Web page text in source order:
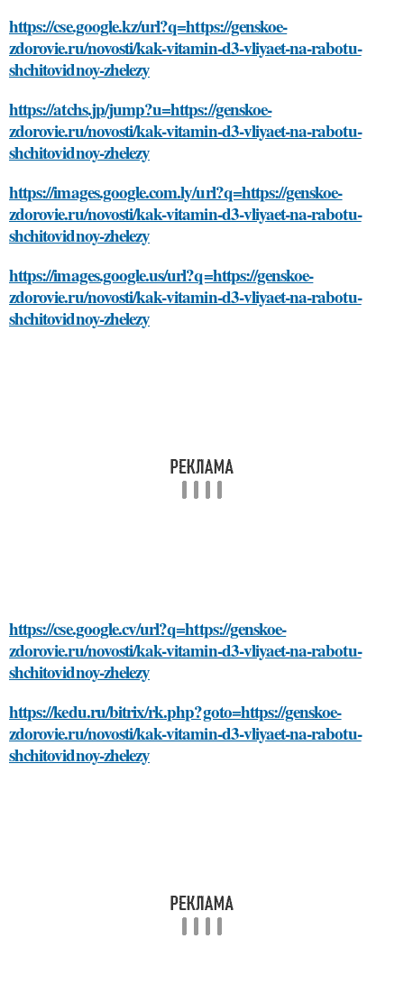
https://cse.google.kz/url?q=https://genskoe-
zdorovie.ru/novosti/kak-vitamin-d3-vliyaet-na-rabotu-
shchitovidnoy-zhelezy
https://atchs.jp/jump?u=https://genskoe-
zdorovie.ru/novosti/kak-vitamin-d3-vliyaet-na-rabotu-
shchitovidnoy-zhelezy
https://images.google.com.ly/url?q=https://genskoe-
zdorovie.ru/novosti/kak-vitamin-d3-vliyaet-na-rabotu-
shchitovidnoy-zhelezy
https://images.google.us/url?q=https://genskoe-
zdorovie.ru/novosti/kak-vitamin-d3-vliyaet-na-rabotu-
shchitovidnoy-zhelezy
https://cse.google.cv/url?q=https://genskoe-
zdorovie.ru/novosti/kak-vitamin-d3-vliyaet-na-rabotu-
shchitovidnoy-zhelezy
https://kedu.ru/bitrix/rk.php?goto=https://genskoe-
zdorovie.ru/novosti/kak-vitamin-d3-vliyaet-na-rabotu-
shchitovidnoy-zhelezy